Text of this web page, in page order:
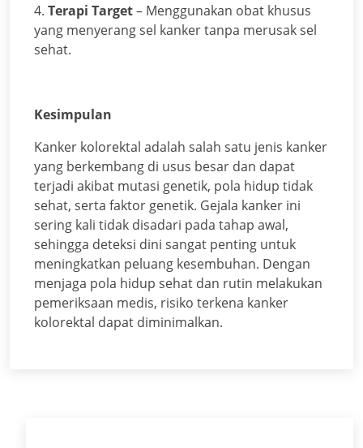
4. Terapi Target– Menggunakan obat khusus
yang menyerang sel kanker tanpa merusak sel
sehat.
Kesimpulan
Kanker kolorektal adalah salah satu jenis kanker
yang berkembang di usus besar dan dapat
terjadi akibat mutasi genetik, pola hidup tidak
sehat, serta faktor genetik. Gejala kanker ini
sering kali tidak disadari pada tahap awal,
sehingga deteksi dini sangat penting untuk
meningkatkan peluang kesembuhan. Dengan
menjaga pola hidup sehat dan rutin melakukan
pemeriksaan medis, risiko terkena kanker
kolorektal dapat diminimalkan.